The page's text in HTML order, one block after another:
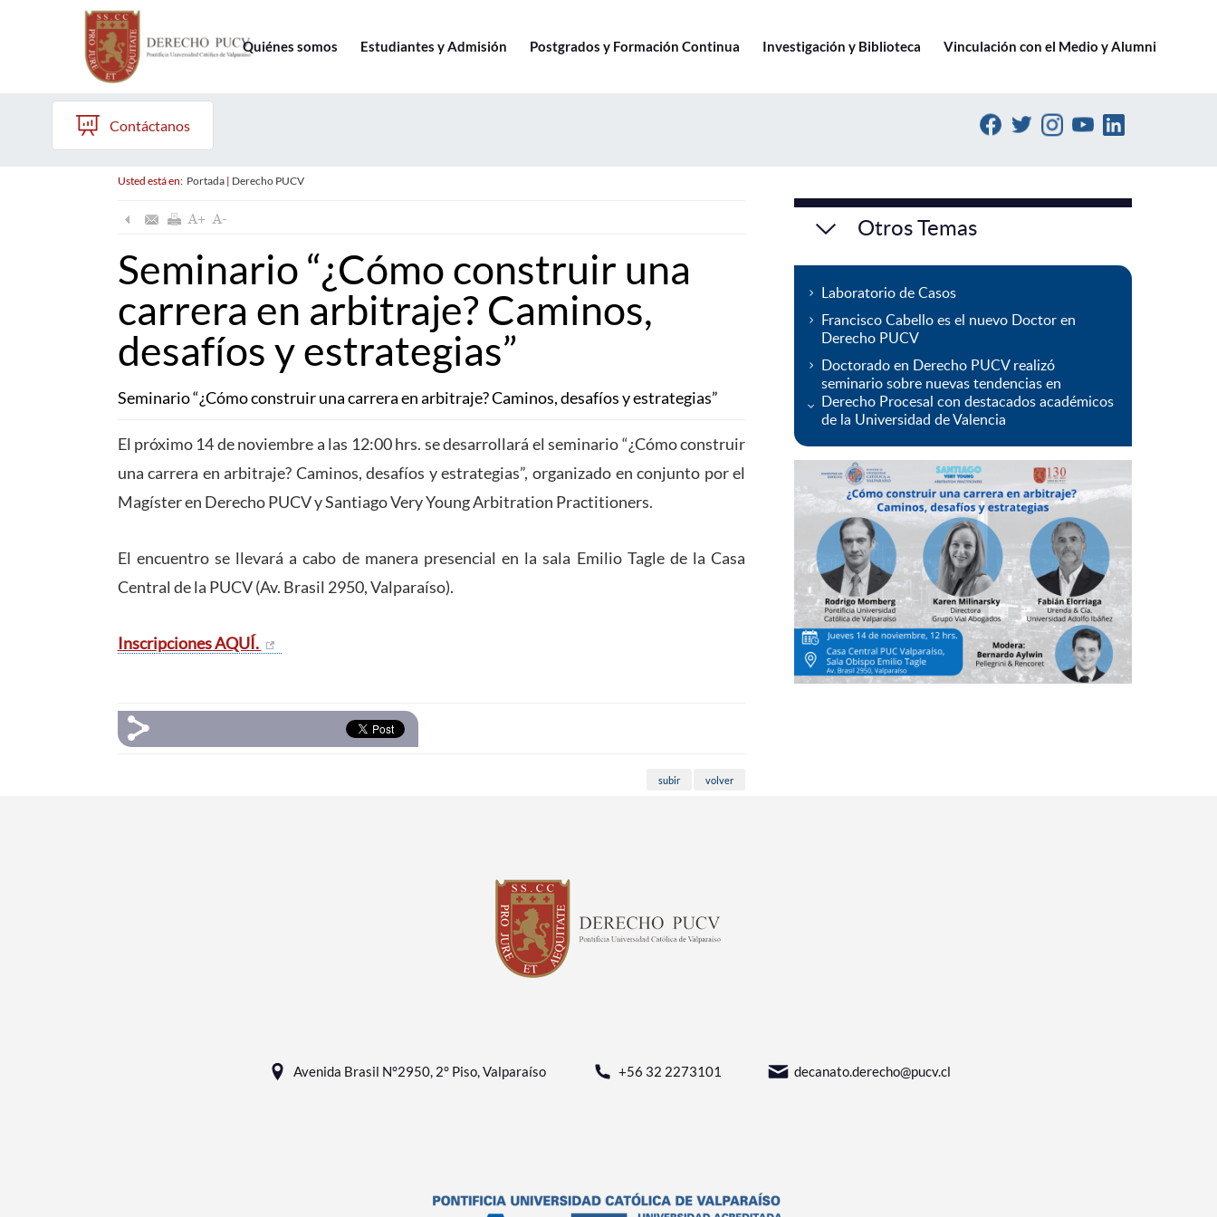
Quiénes somos Estudiantes y Admisión Postgrados y Formación Continua Investigación y Biblioteca Vinculación con el Medio y Alumni
Contáctanos
Usted está en: Portada| Derecho PUCV
Seminario “¿Cómo construir una
carrera en arbitraje? Caminos,
desafíos y estrategias”
Seminario “¿Cómo construir una carrera en arbitraje? Caminos, desafíos y estrategias”
El próximo 14 de noviembre a las 12:00 hrs. se desarrollará el seminario “¿Cómo construir
una carrera en arbitraje? Caminos, desafíos y estrategias”, organizado en conjunto por el
Magíster en Derecho PUCV y Santiago Very Young Arbitration Practitioners.
El encuentro se llevará a cabo de manera presencial en la sala Emilio Tagle de la Casa
Central de la PUCV (Av. Brasil 2950, Valparaíso).
Inscripciones AQUÍ.
subir volver
Otros Temas
Laboratorio de Casos
Francisco Cabello es el nuevo Doctor en
Derecho PUCV
Doctorado en Derecho PUCV realizó
seminario sobre nuevas tendencias en
Derecho Procesal con destacados académicos
de la Universidad de Valencia
Avenida Brasil N°2950, 2° Piso, Valparaíso +56 32 2273101 decanato.derecho@pucv.cl